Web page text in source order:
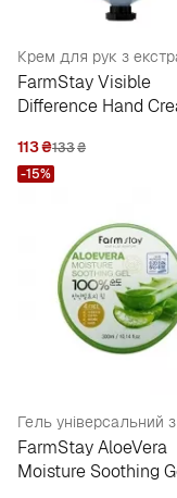
FarmStay Visible
Difference Hand
113₴133₴
Гель універсальний
FarmStay AloeVera
Moisture Soothing
-15%